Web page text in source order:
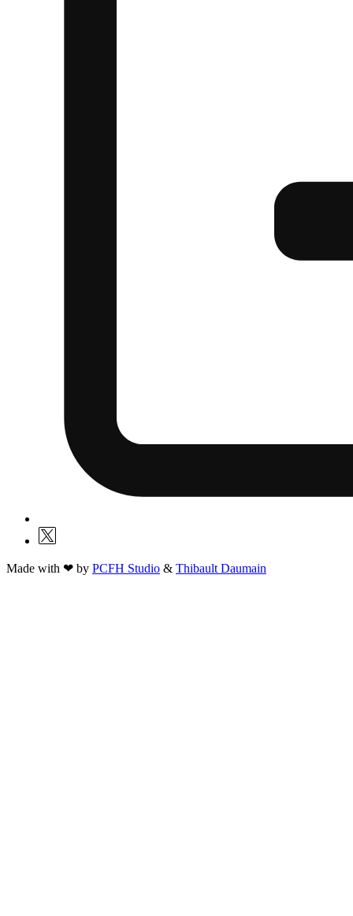
Made with ❤ by PCFH Studio & Thibault Daumain